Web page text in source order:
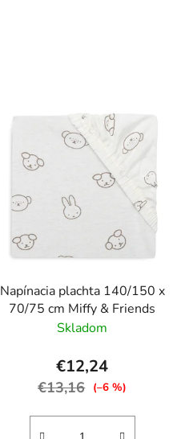
Napínacia plachta 140/150 x
70/75 cm Miffy & Friends
Skladom
€12,24
€13,16 (–6 %)